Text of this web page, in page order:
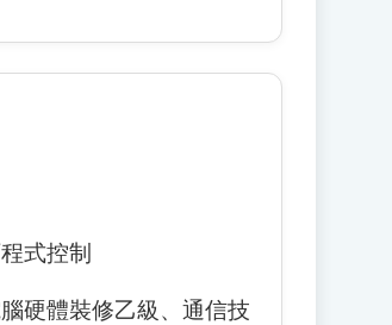
式控制
硬體裝修乙級、通信技